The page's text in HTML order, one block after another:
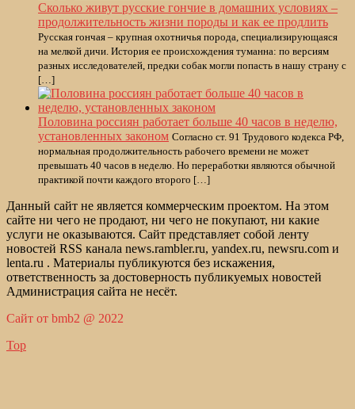
Сколько живут русские гончие в домашних условиях –
продолжительность жизни породы и как ее продлить
Русская гончая – крупная охотничья порода, специализирующаяся
на мелкой дичи. История ее происхождения туманна: по версиям
разных исследователей, предки собак могли попасть в нашу страну с
[…]
Половина россиян работает больше 40 часов в неделю,
установленных законом Согласно ст. 91 Трудового кодекса РФ,
нормальная продолжительность рабочего времени не может
превышать 40 часов в неделю. Но переработки являются обычной
практикой почти каждого второго […]
Данный сайт не является коммерческим проектом. На этом
сайте ни чего не продают, ни чего не покупают, ни какие
услуги не оказываются. Сайт представляет собой ленту
новостей RSS канала news.rambler.ru, yandex.ru, newsru.com и
lenta.ru . Материалы публикуются без искажения,
ответственность за достоверность публикуемых новостей
Администрация сайта не несёт.
Сайт от bmb2 @ 2022
Top